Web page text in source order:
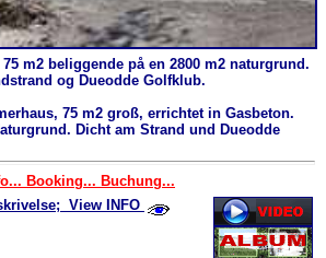
m2 beliggende på en 2800 m2 naturgrund.
og Dueodde Golfklub.
75 m2 groß, errichtet in Gasbeton.
Dicht am Strand und Dueodde
Booking... Buchung...
View INFO